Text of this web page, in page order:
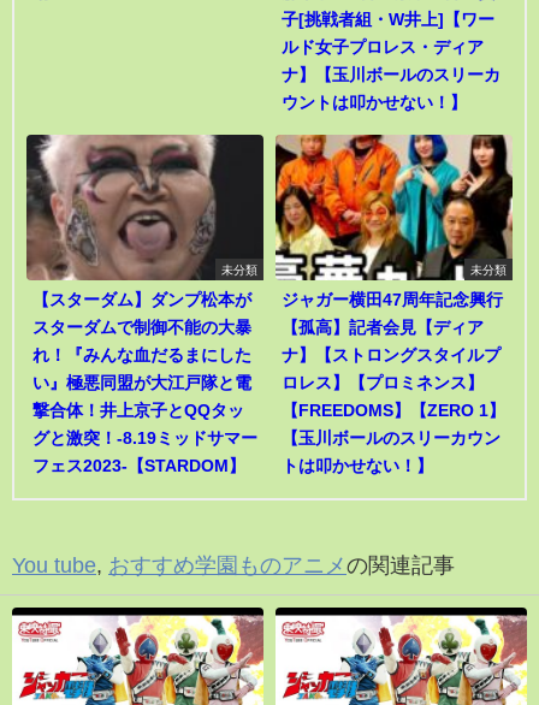
子[挑戦者組・W井上]【ワー
ルド女子プロレス・ディア
ナ】【玉川ボールのスリーカ
ウントは叩かせない！】
未分類
【スターダム】ダンプ松本が
スターダムで制御不能の大暴
れ！『みんな血だるまにした
い』極悪同盟が大江戸隊と電
撃合体！井上京子とQQタッ
グと激突！-8.19ミッドサマー
フェス2023-【STARDOM】
未分類
ジャガー横田47周年記念興行
【孤高】記者会見【ディア
ナ】【ストロングスタイルプ
ロレス】【プロミネンス】
【FREEDOMS】【ZERO 1】
【玉川ボールのスリーカウン
トは叩かせない！】
You tube, おすすめ学園ものアニメの関連記事